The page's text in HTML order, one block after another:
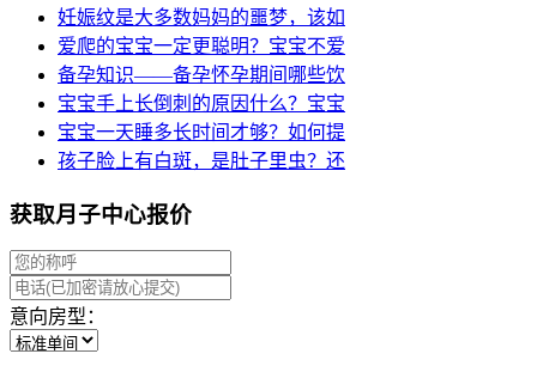
妊娠纹是大多数妈妈的噩梦，该如
爱爬的宝宝一定更聪明？宝宝不爱
备孕知识——备孕怀孕期间哪些饮
宝宝手上长倒刺的原因什么？宝宝
宝宝一天睡多长时间才够？如何提
孩子脸上有白斑，是肚子里虫？还
获取月子中心报价
意向房型：